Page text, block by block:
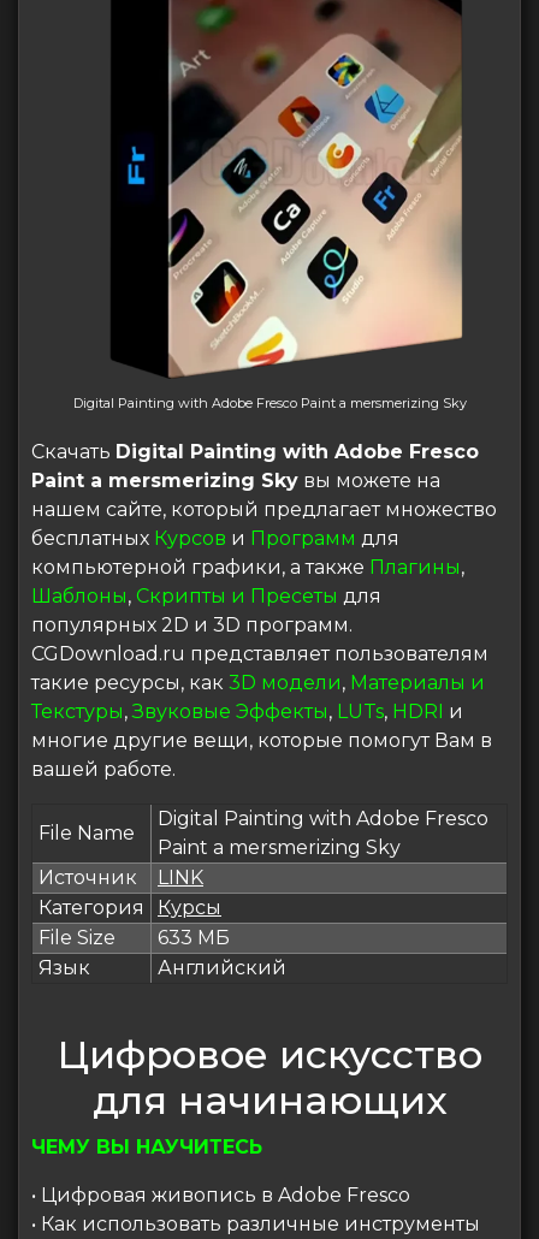
Digital Painting with Adobe Fresco Paint a mersmerizing Sky
Скачать Digital Painting with Adobe Fresco
Paint a mersmerizing Sky вы можете на
нашем сайте, который предлагает множество
бесплатных Курсов и Программ для
компьютерной графики, а также Плагины,
Шаблоны, Скрипты и Пресеты для
популярных 2D и 3D программ.
CGDownload.ru представляет пользователям
такие ресурсы, как 3D модели, Материалы и
Текстуры,Звуковые Эффекты, LUTs, HDRI и
многие другие вещи, которые помогут Вам в
вашей работе.
File Name
Digital Painting with Adobe Fresco
Paint a mersmerizing Sky
Источник
LINK
Категория
Курсы
File Size
633 МБ
Язык
Английский
Цифровое искусство
для начинающих
ЧЕМУ ВЫ НАУЧИТЕСЬ
• Цифровая живопись в Adobe Fresco
• Как использовать различные инструменты